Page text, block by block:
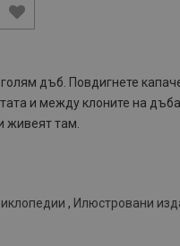
дъб. Повдигнете
и между клоните на
живеят там.
, Илюстровани